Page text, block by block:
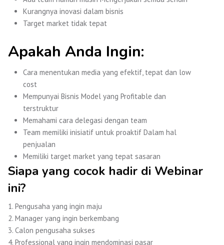
Kurangnya inovasi dalam bisnis
Target market tidak tepat
Apakah Anda Ingin:
Cara menentukan media yang efektif, tepat dan low
cost
Mempunyai Bisnis Model yang Profitable dan
terstruktur
Memahami cara delegasi dengan team
Team memiliki inisiatif untuk proaktif Dalam hal
penjualan
Memiliki target market yang tepat sasaran
Siapa yang cocok hadir di Webinar
ini?
1. Pengusaha yang ingin maju
2. Manager yang ingin berkembang
3. Calon pengusaha sukses
4. Professional yang ingin mendominasi pasar